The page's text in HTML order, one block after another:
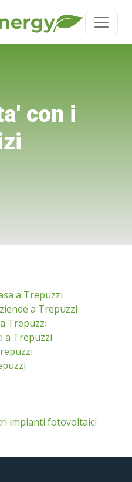
con i
a Trepuzzi
a Trepuzzi
Trepuzzi
a Trepuzzi
impianti fotovoltaici